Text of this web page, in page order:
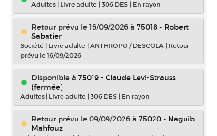
Adultes | Livre adulte |306 DES | En rayon
Retour prévu le 16/09/2026 à 75018 - Robert
Sabatier
Société | Livre adulte |ANTHROPO / DESCOLA | Retour
prévu le 16/09/2026
Disponible à 75019 - Claude Levi-Strauss
(fermée)
Adultes | Livre adulte |306 DES | En rayon
Retour prévu le 09/09/2026 à 75020 - Naguib
Mahfouz